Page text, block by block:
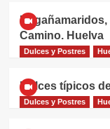
Engañamaridos,
Camino. Huelva
Dulces y Postres
Dulces típicos
Dulces y Postres